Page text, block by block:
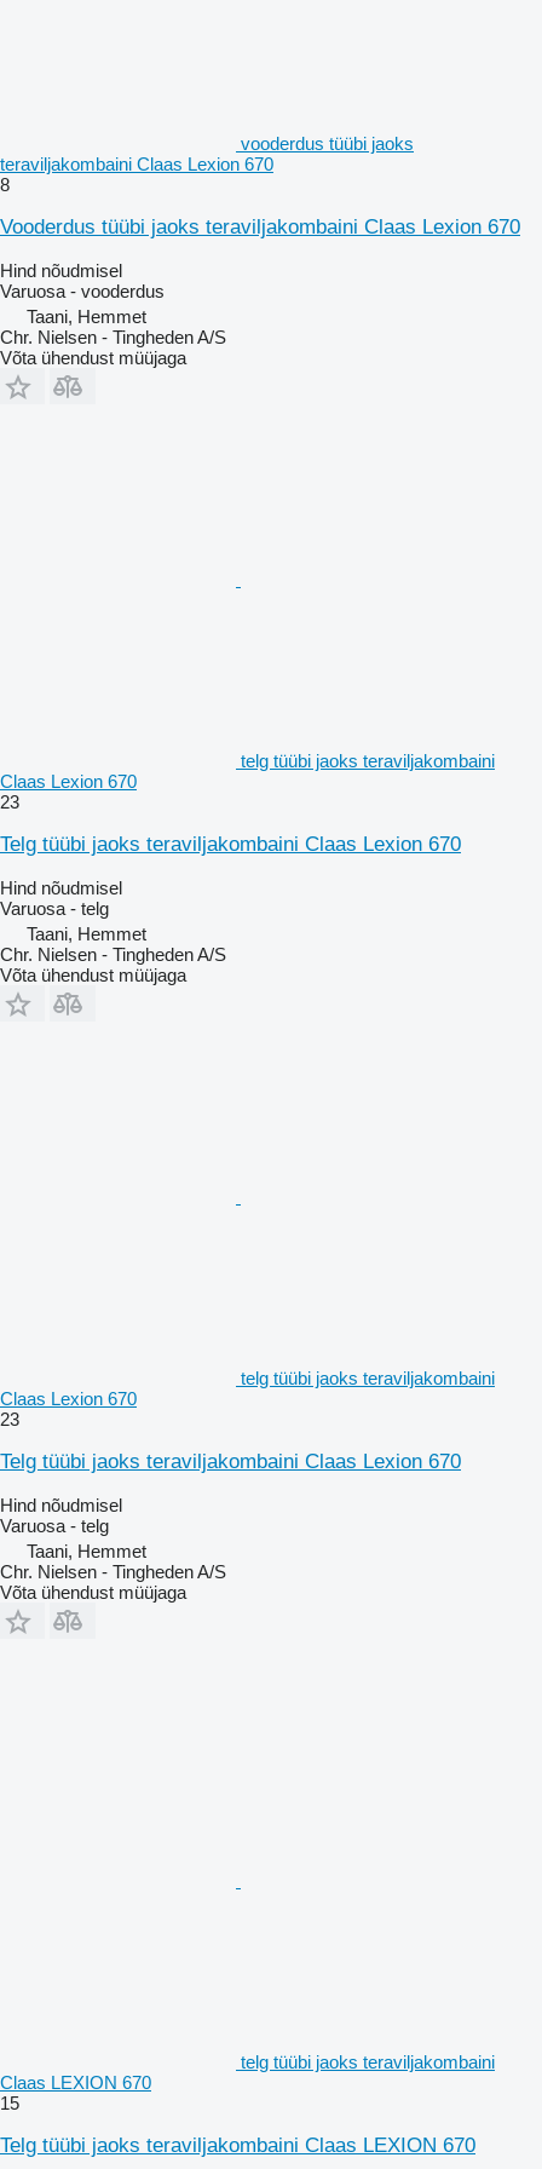
vooderdus tüübi jaoks
teraviljakombaini Claas Lexion 670
8
Vooderdus tüübi jaoks teraviljakombaini Claas Lexion 670
Hind nõudmisel
Varuosa - vooderdus
Taani, Hemmet
Chr. Nielsen - Tingheden A/S
Võta ühendust müüjaga
telg tüübi jaoks teraviljakombaini
Claas Lexion 670
23
Telg tüübi jaoks teraviljakombaini Claas Lexion 670
Hind nõudmisel
Varuosa - telg
Taani, Hemmet
Chr. Nielsen - Tingheden A/S
Võta ühendust müüjaga
telg tüübi jaoks teraviljakombaini
Claas Lexion 670
23
Telg tüübi jaoks teraviljakombaini Claas Lexion 670
Hind nõudmisel
Varuosa - telg
Taani, Hemmet
Chr. Nielsen - Tingheden A/S
Võta ühendust müüjaga
telg tüübi jaoks teraviljakombaini
Claas LEXION 670
15
Telg tüübi jaoks teraviljakombaini Claas LEXION 670